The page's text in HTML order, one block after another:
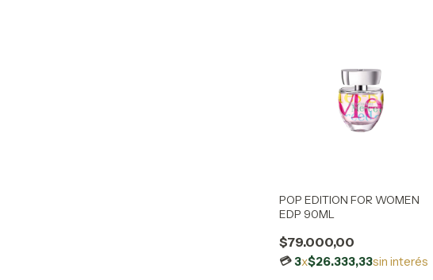
POP EDITION FOR WOMEN
EDP 90ML
$79.000,00
3x$26.333,33sin interés